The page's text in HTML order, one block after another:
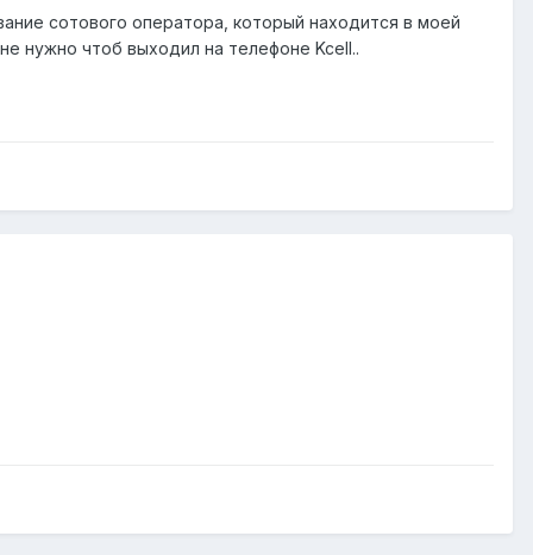
сотового оператора, который находится в моей
нужно чтоб выходил на телефоне Kcell..